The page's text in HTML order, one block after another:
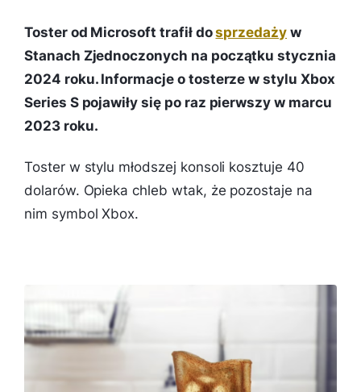
Toster od Microsoft trafił dosprzedaży w
Stanach Zjednoczonych na początku stycznia
2024 roku. Informacje o tosterze w stylu Xbox
Series S pojawiły się po raz pierwszy w marcu
2023 roku.
Toster w stylu młodszej konsoli kosztuje 40
dolarów. Opieka chleb wtak, że pozostaje na
nim symbol Xbox.